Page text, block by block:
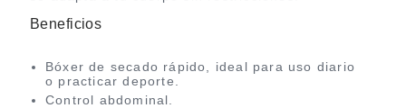
Beneficios
Bóxer de secado rápido, ideal para uso diario
o practicar deporte.
Control abdominal.